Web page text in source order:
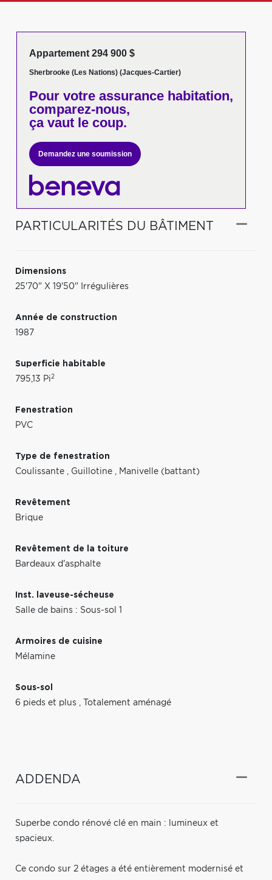
Appartement 294 900 $
Sherbrooke (Les Nations) (Jacques-Cartier)
Pour votreassurance habitation,
comparez-nous,
ça vaut le coup.
Demandez une soumission
PARTICULARITÉS DU BÂTIMENT
Dimensions
25'70" X 19'50" Irrégulières
Année de construction
1987
Superficie habitable
795,13 Pi2
Fenestration
PVC
Type de fenestration
Coulissante , Guillotine , Manivelle (battant)
Revêtement
Brique
Revêtement de la toiture
Bardeaux d'asphalte
Inst. laveuse-sécheuse
Salle de bains : Sous-sol 1
Armoires de cuisine
Mélamine
Sous-sol
6 pieds et plus , Totalement aménagé
ADDENDA
Superbe condo rénové clé en main : lumineux et
spacieux.
Ce condo sur 2 étages a été entièrement modernisé et